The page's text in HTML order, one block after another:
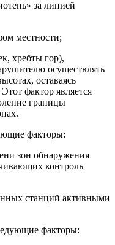
за линией
местности;
хребты гор),
осуществлять
оставаясь
фактор является
границы
факторы:
зон обнаружения
контроль
станций активными
факторы: